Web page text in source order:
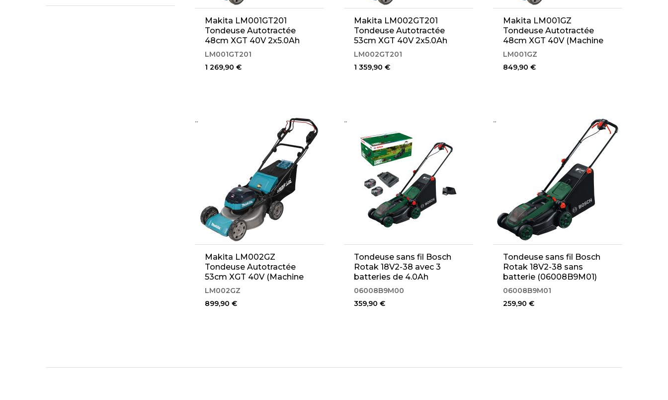
Makita LM001GT201
Tondeuse Autotractée
48cm XGT 40V 2x5.0Ah
LM001GT201
1 269,90 €
Makita LM002GT201
Tondeuse Autotractée
53cm XGT 40V 2x5.0Ah
LM002GT201
1 359,90 €
Makita LM001GZ
Tondeuse Autotractée
48cm XGT 40V (Machine
seule)
LM001GZ
849,90 €
..
Makita LM002GZ
Tondeuse Autotractée
53cm XGT 40V (Machine
seule)
LM002GZ
899,90 €
..
Tondeuse sans fil Bosch
Rotak 18V2-38 avec 3
batteries de 4.0Ah
(06008B9M00)
06008B9M00
359,90 €
..
Tondeuse sans fil Bosch
Rotak 18V2-38 sans
batterie (06008B9M01)
06008B9M01
259,90 €